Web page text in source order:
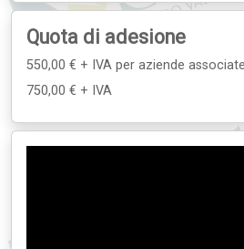
Quota di adesione
550,00 € + IVA per aziende associate
750,00 € + IVA